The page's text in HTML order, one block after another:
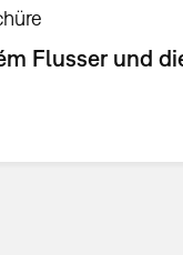
Flusser und